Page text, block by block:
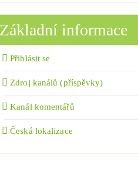
Základní informace
Přihlásit se
Zdroj kanálů (příspěvky)
Kanál komentářů
Česká lokalizace